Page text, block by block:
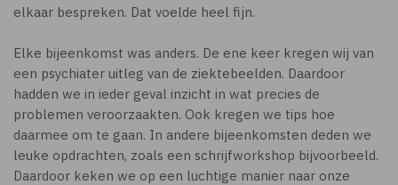
elkaar bespreken. Dat voelde heel fijn.
Elke bijeenkomst was anders. De ene keer kregen wij van
een psychiater uitleg van de ziektebeelden. Daardoor
hadden we in ieder geval inzicht in wat precies de
problemen veroorzaakten. Ook kregen we tips hoe
daarmee om te gaan. In andere bijeenkomsten deden we
leuke opdrachten, zoals een schrijfworkshop bijvoorbeeld.
Daardoor keken we op een luchtige manier naar onze